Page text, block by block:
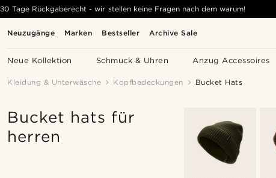
Neuzugänge Marken Bestseller Archive Sale
Neue Kollektion Schmuck & Uhren Anzug Accessoires
30 Tage Rückgaberecht - wir stellen keine Fragen nach dem warum!
Kleidung & Unterwäsche Kopfbedeckungen Bucket Hats
Bucket hats für
herren